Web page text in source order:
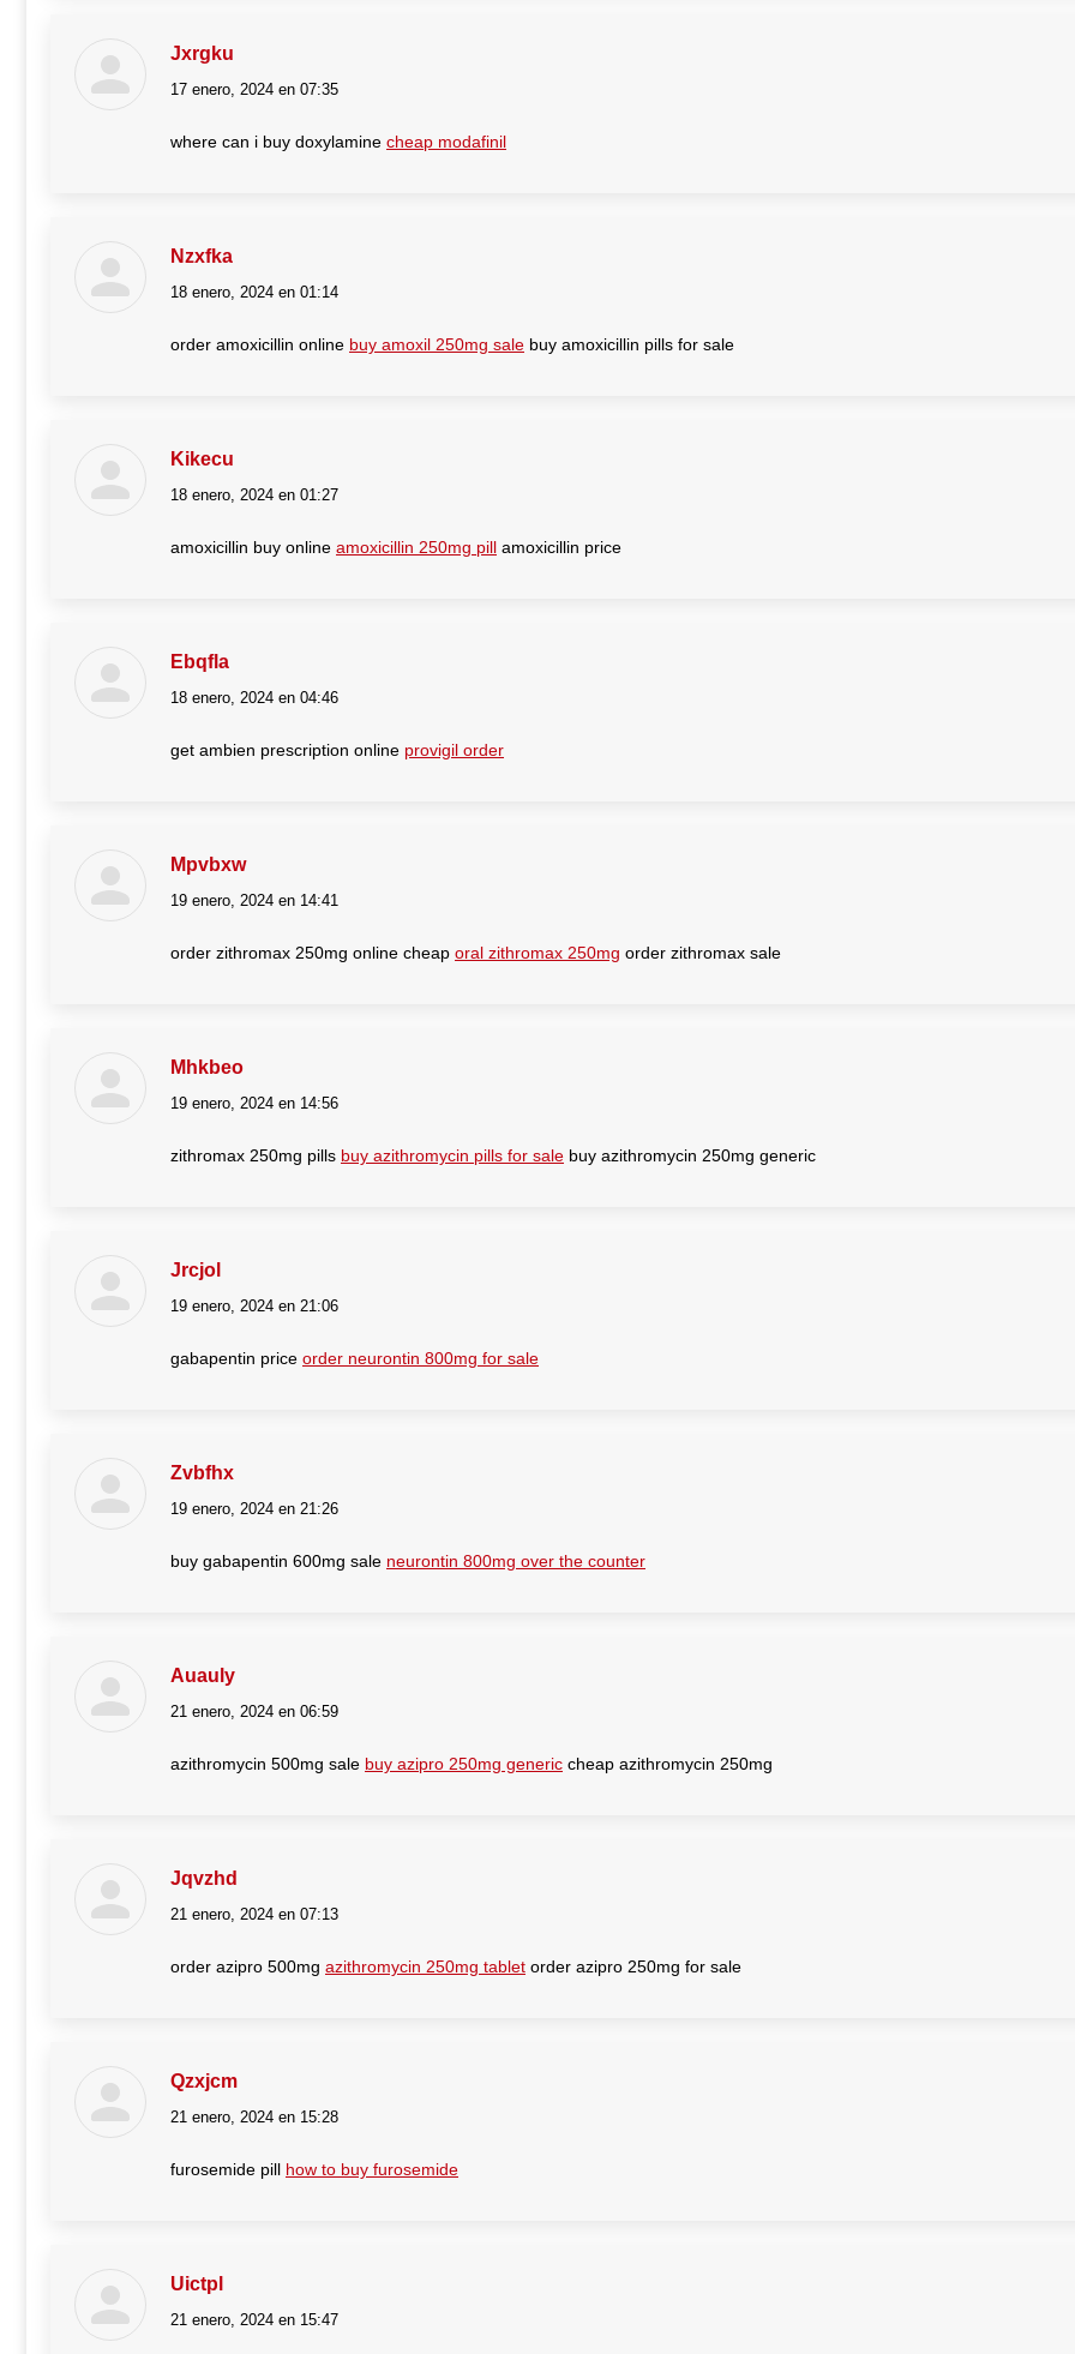
Jxrgku
dice:
17 enero, 2024 en 07:35
where can i buy doxylamine cheap modafinil
Nzxfka
dice:
18 enero, 2024 en 01:14
order amoxicillin online buy amoxil 250mg sale buy amoxicillin pills for sale
Kikecu
dice:
18 enero, 2024 en 01:27
amoxicillin buy online amoxicillin 250mg pill amoxicillin price
Ebqfla
dice:
18 enero, 2024 en 04:46
get ambien prescription online provigil order
Mpvbxw
dice:
19 enero, 2024 en 14:41
order zithromax 250mg online cheap oral zithromax 250mg order zithromax sale
Mhkbeo
dice:
19 enero, 2024 en 14:56
zithromax 250mg pills buy azithromycin pills for sale buy azithromycin 250mg generic
Jrcjol
dice:
19 enero, 2024 en 21:06
gabapentin price order neurontin 800mg for sale
Zvbfhx
dice:
19 enero, 2024 en 21:26
buy gabapentin 600mg sale neurontin 800mg over the counter
Auauly
dice:
21 enero, 2024 en 06:59
azithromycin 500mg sale buy azipro 250mg generic cheap azithromycin 250mg
Jqvzhd
dice:
21 enero, 2024 en 07:13
order azipro 500mg azithromycin 250mg tablet order azipro 250mg for sale
Qzxjcm
dice:
21 enero, 2024 en 15:28
furosemide pill how to buy furosemide
Uictpl
dice:
21 enero, 2024 en 15:47